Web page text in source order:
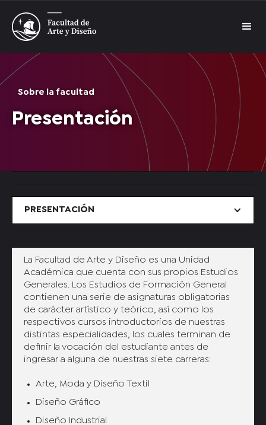
Sobre la facultad
Presentación
La Facultad de Arte y Diseño es una Unidad
Académica que cuenta con sus propios Estudios
Generales. Los Estudios de Formación General
contienen una serie de asignaturas obligatorias
de carácter artístico y teórico, así como los
respectivos cursos introductorios de nuestras
distintas especialidades, los cuales terminan de
definir la vocación del estudiante antes de
ingresar a alguna de nuestras siete carreras:
Arte, Moda y Diseño Textil
Diseño Gráfico
Diseño Industrial
PRESENTACIÓN